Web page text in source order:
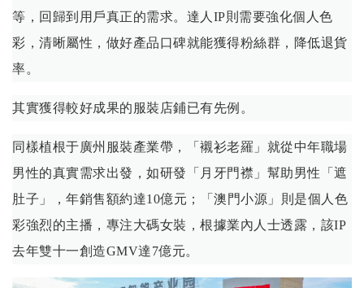
等，回歸到用戶真正的需求。達人IP則需要強化個人色
彩，清晰屬性，做好產品口碑就能獲得粉絲群，降低退貨
率。
其實獲得較好成果的服裝店鋪已有先例。
同樣植根于廣州服裝產業帶，「襯衫老羅」就從中年職場
男性的真實需求出發，如研發「月牙門襟」幫助男性「遮
肚子」，年銷售額約達10億元；「澳門小源」則是個人色
彩強烈的主播，專注大碼女裝，根據業內人士透露，該IP
去年雙十一創造GMV達7億元。